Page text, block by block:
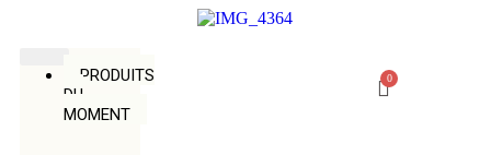
PRODUITS
DU
MOMENT